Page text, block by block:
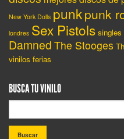
New York Dolls punkpunk
londres Sex Pistols singles
Damned The Stooges
vinilos ferias
BUSCA TU VINILO